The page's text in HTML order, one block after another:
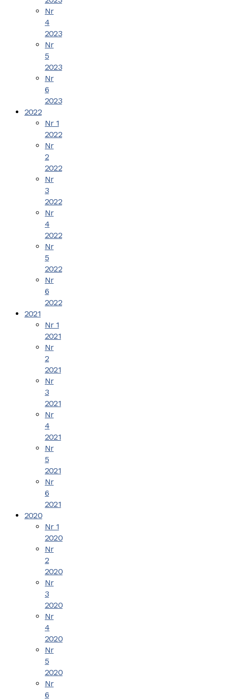
Nr
4
2023
Nr
5
2023
Nr
6
2023
2022
Nr 1
2022
Nr
2
2022
Nr
3
2022
Nr
4
2022
Nr
5
2022
Nr
6
2022
2021
Nr 1
2021
Nr
2
2021
Nr
3
2021
Nr
4
2021
Nr
5
2021
Nr
6
2021
2020
Nr 1
2020
Nr
2
2020
Nr
3
2020
Nr
4
2020
Nr
5
2020
Nr
6